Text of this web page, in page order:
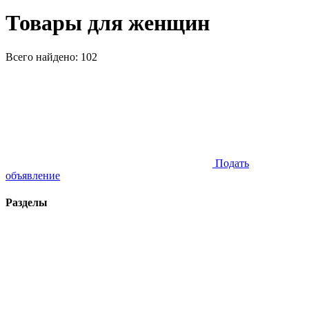
Товары для женщин
Всего найдено: 102
Подать
объявление
Разделы